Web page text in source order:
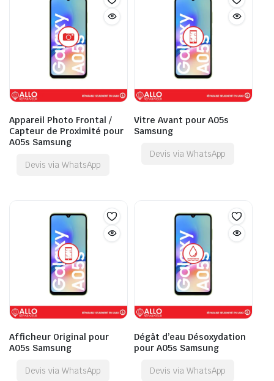
Appareil Photo Frontal /
Capteur de Proximité pour
A05s Samsung
Devis via WhatsApp
Vitre Avant pour A05s
Samsung
Devis via WhatsApp
Afficheur Original pour
A05s Samsung
Devis via WhatsApp
Dégât d’eau Désoxydation
pour A05s Samsung
Devis via WhatsApp